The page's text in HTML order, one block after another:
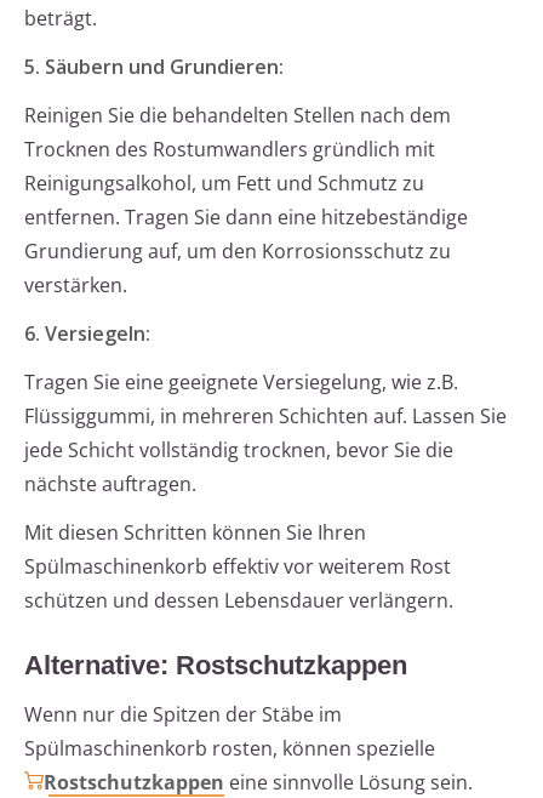
beträgt.
5. Säubern und Grundieren:
Reinigen Sie die behandelten Stellen nach dem
Trocknen des Rostumwandlers gründlich mit
Reinigungsalkohol, um Fett und Schmutz zu
entfernen. Tragen Sie dann eine hitzebeständige
Grundierung auf, um den Korrosionsschutz zu
verstärken.
6. Versiegeln:
Tragen Sie eine geeignete Versiegelung, wie z.B.
Flüssiggummi, in mehreren Schichten auf. Lassen Sie
jede Schicht vollständig trocknen, bevor Sie die
nächste auftragen.
Mit diesen Schritten können Sie Ihren
Spülmaschinenkorb effektiv vor weiterem Rost
schützen und dessen Lebensdauer verlängern.
Alternative: Rostschutzkappen
Wenn nur die Spitzen der Stäbe im
Spülmaschinenkorb rosten, können spezielle
Rostschutzkappen eine sinnvolle Lösung sein.